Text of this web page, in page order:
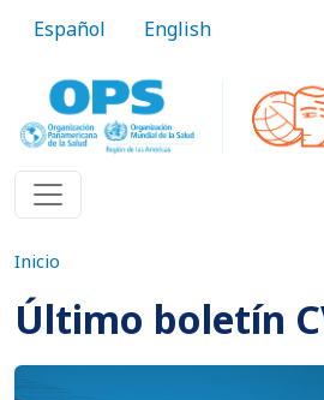
Español English
Inicio
Último boletín